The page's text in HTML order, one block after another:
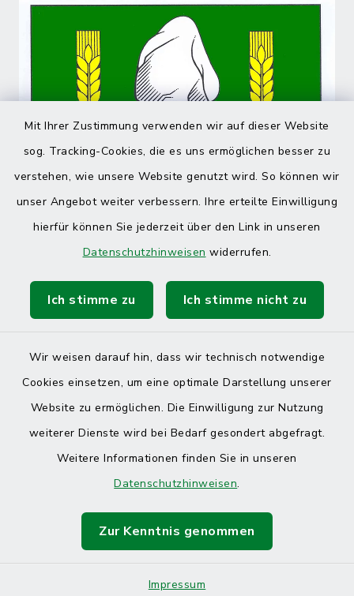
Mit Ihrer Zustimmung verwenden wir auf dieser Website
sog. Tracking-Cookies, die es uns ermöglichen besser zu
verstehen, wie unsere Website genutzt wird. So können wir
unser Angebot weiter verbessern. Ihre erteilte Einwilligung
hierfür können Sie jederzeit über den Link in unseren
Datenschutzhinweisen widerrufen.
Ich stimme zu Ich stimme nicht zu
Wir weisen darauf hin, dass wir technisch notwendige
Cookies einsetzen, um eine optimale Darstellung unserer
Website zu ermöglichen. Die Einwilligung zur Nutzung
weiterer Dienste wird bei Bedarf gesondert abgefragt.
Weitere Informationen finden Sie in unseren
Datenschutzhinweisen.
Zur Kenntnis genommen
Impressum
Barrierefreiheit
Sitemap